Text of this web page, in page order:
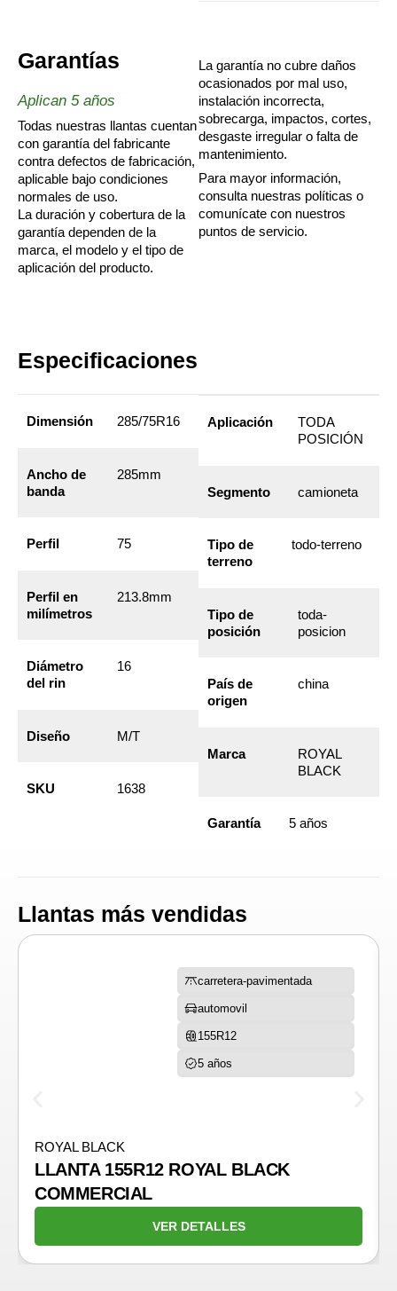
Garantías
Aplican 5 años
Todas nuestras llantas cuentan
con garantía del fabricante
contra defectos de fabricación,
aplicable bajo condiciones
normales de uso.
La duración y cobertura de la
garantía dependen de la
marca, el modelo y el tipo de
aplicación del producto.
La garantía no cubre daños
ocasionados por mal uso,
instalación incorrecta,
sobrecarga, impactos, cortes,
desgaste irregular o falta de
mantenimiento.
Para mayor información,
consulta nuestras políticas o
comunícate con nuestros
puntos de servicio.
Especificaciones
Dimensión 285/75R16
Ancho de
banda
285mm
Perfil 75
Perfil en
milímetros
213.8mm
Diámetro
del rin
16
Diseño M/T
SKU 1638
Aplicación
TODA
POSICIÓN
Segmento camioneta
Tipo de
terreno
todo-terreno
Tipo de
posición
toda-
posicion
País de
origen
china
Marca
ROYAL
BLACK
Garantía 5 años
Llantas más vendidas
carretera-pavimentada
automovil
155R12
5 años
ROYAL BLACK
LLANTA 155R12 ROYAL BLACK
COMMERCIAL
VER DETALLES